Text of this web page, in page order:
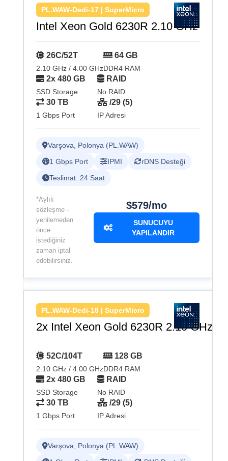
PL.WAW-Dedi-17 | SuperMicro
Intel Xeon Gold 6230R 2.10 GHz
26C/52T
2.10 GHz / 4.00 GHz
64 GB
DDR4 RAM
2x 480 GB
SSD Storage
RAID
No RAID
30 TB
1 Gbps Port
/29 (5)
IP Adresi
Varşova, Polonya (PL.WAW)
1 Gbps Port
IPMI
rDNS Desteği
Teslimat: 24 Saat
*Aylık
sözleşme -
yenilemeden
önce
istediğiniz
zaman iptal
edebilirsiniz.
$579/mo
SUNUCUYU
YAPILANDIR
PL.WAW-Dedi-18 | SuperMicro
2x Intel Xeon Gold 6230R 2.10 GHz
52C/104T
2.10 GHz / 4.00 GHz
128 GB
DDR4 RAM
2x 480 GB
SSD Storage
RAID
No RAID
30 TB
1 Gbps Port
/29 (5)
IP Adresi
Varşova, Polonya (PL.WAW)